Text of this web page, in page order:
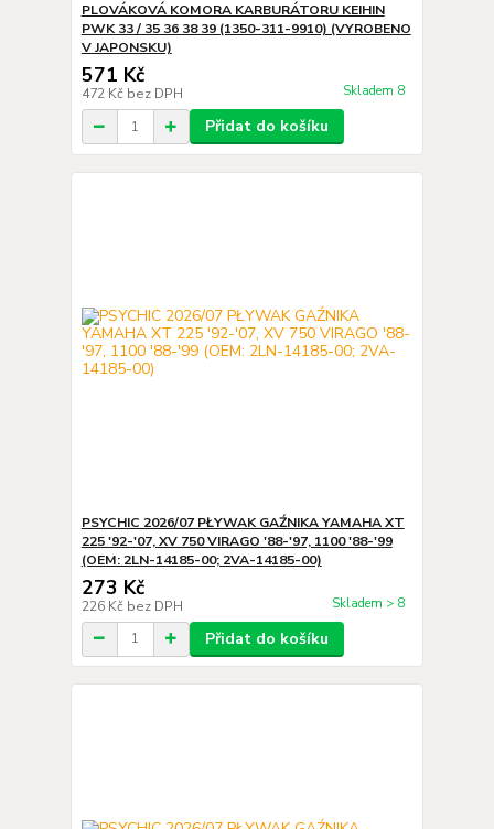
PLOVÁKOVÁ KOMORA KARBURÁTORU KEIHIN
PWK 33 / 35 36 38 39 (1350-311-9910) (VYROBENO
V JAPONSKU)
571 Kč
472 Kč bez DPH Skladem 8
Přidat do košíku
PSYCHIC 2026/07 PŁYWAK GAŹNIKA YAMAHA XT
225 '92-'07, XV 750 VIRAGO '88-'97, 1100 '88-'99
(OEM: 2LN-14185-00; 2VA-14185-00)
273 Kč
226 Kč bez DPH Skladem > 8
Přidat do košíku